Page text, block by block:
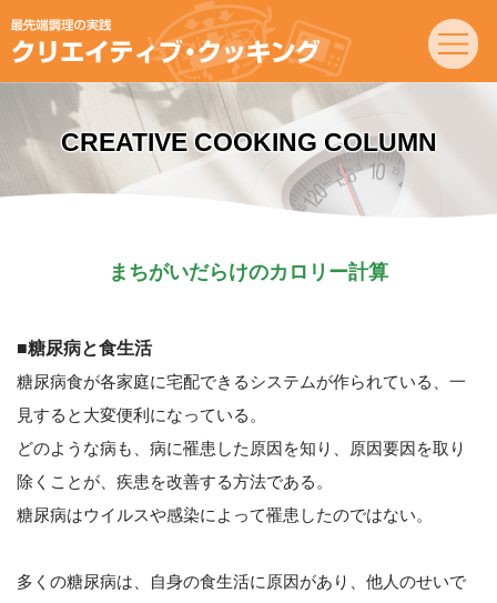
CREATIVE COOKING COLUMN
まちがいだらけのカロリー計算
■糖尿病と食生活
糖尿病食が各家庭に宅配できるシステムが作られている、一
見すると大変便利になっている。
どのような病も、病に罹患した原因を知り、原因要因を取り
除くことが、疾患を改善する方法である。
糖尿病はウイルスや感染によって罹患したのではない。
多くの糖尿病は、自身の食生活に原因があり、他人のせいで